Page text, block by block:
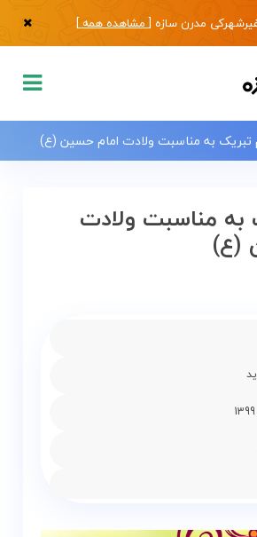
مدرن سازه [مشاهده همه]
تبریک به مناسبت ولادت امام حسین (ع)
به مناسبت ولادت
(ع)